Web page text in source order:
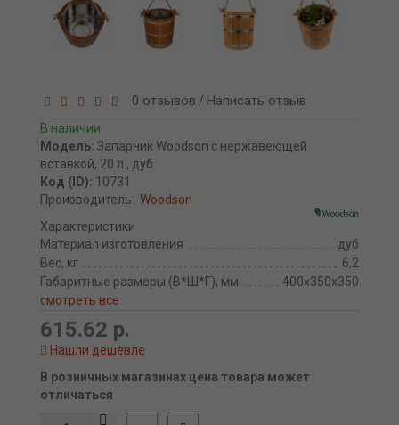
0 отзывов / Написать отзыв
В наличии
Модель: Запарник Woodson с нержавеющей
вставкой, 20 л., дуб
Код (ID): 10731
Производитель: Woodson
Характеристики
Материал изготовления
дуб
Вес, кг
6,2
Габаритные размеры (В*Ш*Г), мм
400х350х350
смотреть все
615.62 р.
Нашли дешевле
В розничных магазинах цена товара может
отличаться